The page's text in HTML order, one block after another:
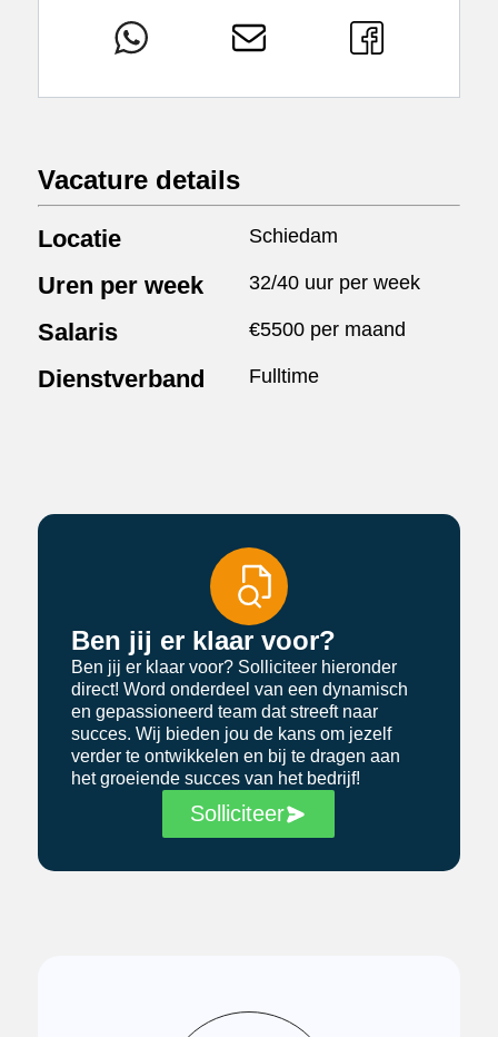
Vacature details
Locatie Schiedam
Uren per week 32/40 uur per week
Salaris €5500 per maand
Dienstverband Fulltime
Ben jij er klaar voor?
Ben jij er klaar voor? Solliciteer hieronder
direct! Word onderdeel van een dynamisch
en gepassioneerd team dat streeft naar
succes. Wij bieden jou de kans om jezelf
verder te ontwikkelen en bij te dragen aan
het groeiende succes van het bedrijf!
Solliciteer